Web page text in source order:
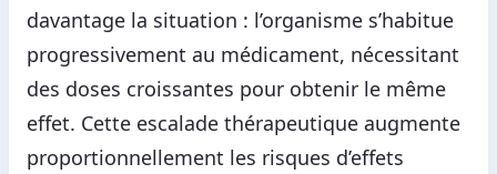
davantage la situation : l’organisme s’habitue
progressivement au médicament, nécessitant
des doses croissantes pour obtenir le même
effet. Cette escalade thérapeutique augmente
proportionnellement les risques d’effets